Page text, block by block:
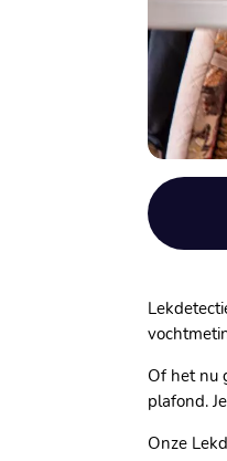
Of het nu
plafond.
Onze